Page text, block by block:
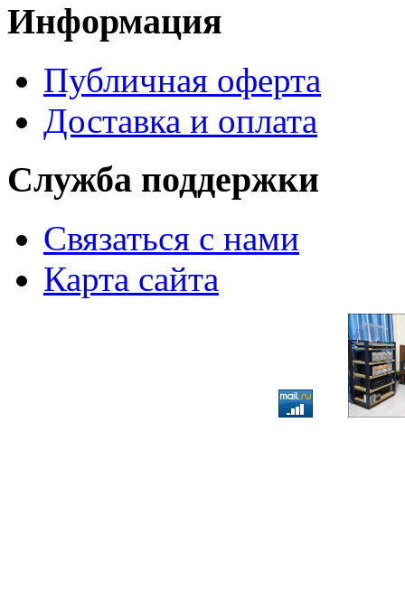
Информация
Публичная оферта
Доставка и оплата
Служба поддержки
Связаться с нами
Карта сайта